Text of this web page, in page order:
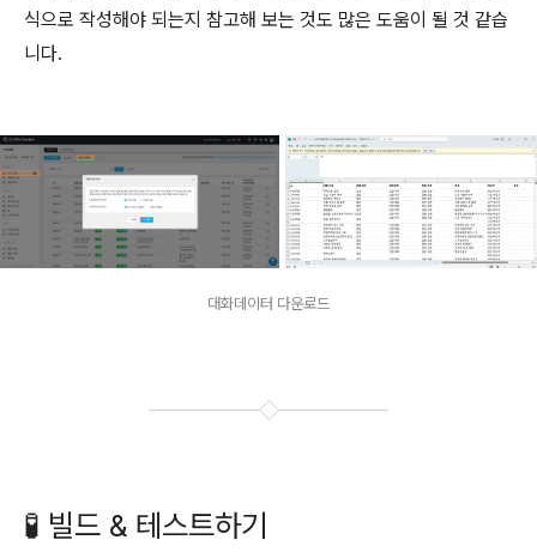
식으로 작성해야 되는지 참고해 보는 것도 많은 도움이 될 것 같습
니다.
대화데이터 다운로드
🧪 빌드 & 테스트하기